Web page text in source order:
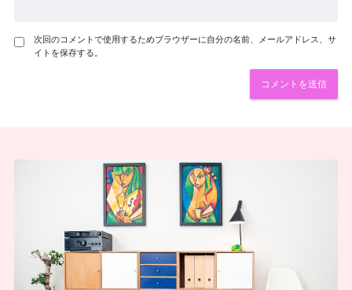
次回のコメントで使用するためブラウザーに自分の名前、メールアドレス、サ
イトを保存する。